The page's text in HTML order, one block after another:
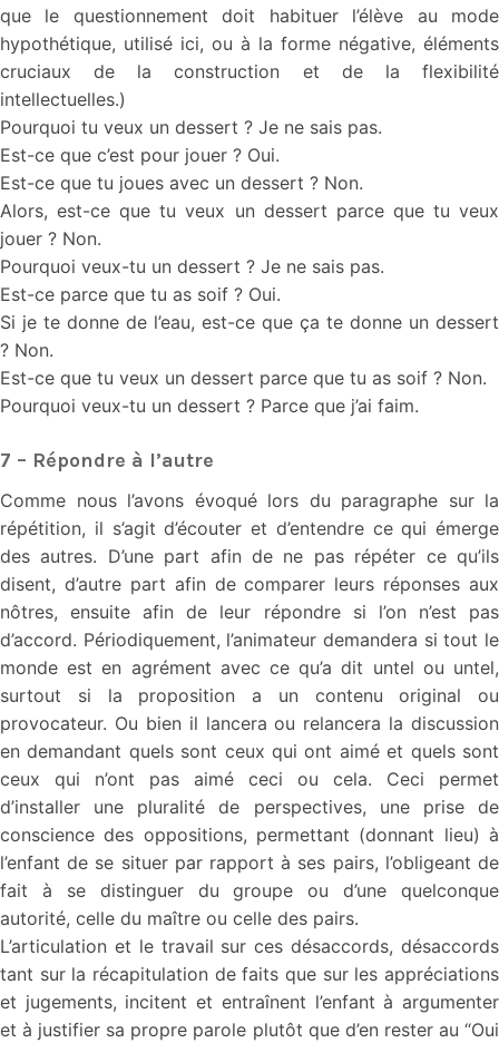
que le questionnement doit habituer l’élève au mode
hypothétique, utilisé ici, ou à la forme négative, éléments
cruciaux de la construction et de la flexibilité
intellectuelles.)
Pourquoi tu veux un dessert ? Je ne sais pas.
Est-ce que c’est pour jouer ? Oui.
Est-ce que tu joues avec un dessert ? Non.
Alors, est-ce que tu veux un dessert parce que tu veux
jouer ? Non.
Pourquoi veux-tu un dessert ? Je ne sais pas.
Est-ce parce que tu as soif ? Oui.
Si je te donne de l’eau, est-ce que ça te donne un dessert
? Non.
Est-ce que tu veux un dessert parce que tu as soif ? Non.
Pourquoi veux-tu un dessert ? Parce que j’ai faim.
7 – Répondre à l’autre
Comme nous l’avons évoqué lors du paragraphe sur la
répétition, il s’agit d’écouter et d’entendre ce qui émerge
des autres. D’une part afin de ne pas répéter ce qu’ils
disent, d’autre part afin de comparer leurs réponses aux
nôtres, ensuite afin de leur répondre si l’on n’est pas
d’accord. Périodiquement, l’animateur demandera si tout le
monde est en agrément avec ce qu’a dit untel ou untel,
surtout si la proposition a un contenu original ou
provocateur. Ou bien il lancera ou relancera la discussion
en demandant quels sont ceux qui ont aimé et quels sont
ceux qui n’ont pas aimé ceci ou cela. Ceci permet
d’installer une pluralité de perspectives, une prise de
conscience des oppositions, permettant (donnant lieu) à
l’enfant de se situer par rapport à ses pairs, l’obligeant de
fait à se distinguer du groupe ou d’une quelconque
autorité, celle du maître ou celle des pairs.
L’articulation et le travail sur ces désaccords, désaccords
tant sur la récapitulation de faits que sur les appréciations
et jugements, incitent et entraînent l’enfant à argumenter
et à justifier sa propre parole plutôt que d’en rester au “Oui